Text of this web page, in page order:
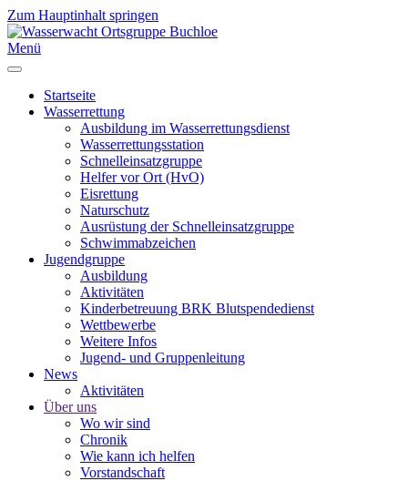
Zum Hauptinhalt springen
Menü
Startseite
Wasserrettung
Ausbildung im Wasserrettungsdienst
Wasserrettungsstation
Schnelleinsatzgruppe
Helfer vor Ort (HvO)
Eisrettung
Naturschutz
Ausrüstung der Schnelleinsatzgruppe
Schwimmabzeichen
Jugendgruppe
Ausbildung
Aktivitäten
Kinderbetreuung BRK Blutspendedienst
Wettbewerbe
Weitere Infos
Jugend- und Gruppenleitung
News
Aktivitäten
Über uns
Wo wir sind
Chronik
Wie kann ich helfen
Vorstandschaft